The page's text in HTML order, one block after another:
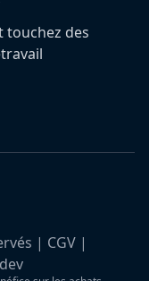
touchez des
| CGV |